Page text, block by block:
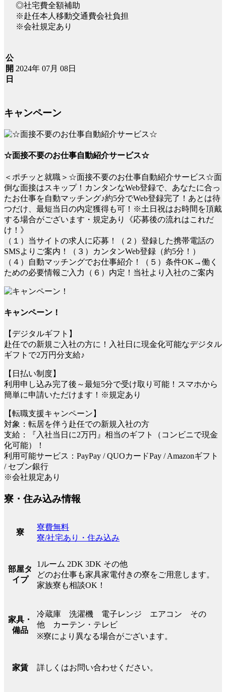
◎社宅費全額補助
※赴任本人移動交通費会社負担
※会社規定あり
公
開
日
2024年 07月 08日
キャンペーン
☆面接不要のお仕事自動紹介サービス☆
＜ポチッと就職＞☆面接不要のお仕事自動紹介サービス☆面
倒な面接はスキップ！カンタンなWeb登録で、あなたに合っ
たお仕事を自動マッチング♪約5分でWeb登録完了！あとは待
つだけ、最短当日の内定獲得も可！※土日祝はお時間を頂戴
する場合がございます・規定あり《応募後の流れはこれだ
け！》
（１）当サイトの求人に応募！（２）登録した携帯電話の
SMSよりご案内！（３）カンタンWeb登録（約5分！）
（４）自動マッチングでお仕事紹介！（５）条件OK→働く
ための必要情報ご入力（６）内定！当社より入社のご案内
キャンペーン！
【デジタルギフト】
赴任での新規ご入社の方に！入社日に現金化可能なデジタル
ギフトで2万円分支給♪
【日払い制度】
利用申し込み完了後～最短5分で受け取り可能！スマホから
簡単に申請いただけます！※規定あり
【転職支援キャンペーン】
対象：転居を伴う赴任での新規入社の方
支給：『入社当日に2万円』相当のギフト（コンビニで現金
化可能）！
利用可能サービス：PayPay / QUOカードPay / Amazonギフト
/ セブン銀行
※会社規定あり
寮・住み込み情報
寮
寮費無料
寮/社宅あり・住み込み
部屋タ
イプ
1ルーム 2DK 3DK その他
どのお仕事も家具家電付きの寮をご用意します。
家族寮も相談OK！
家具・
備品
冷蔵庫 洗濯機 電子レンジ エアコン その
他 カーテン・テレビ
※寮により異なる場合がございます。
家賃 詳しくはお問い合わせください。